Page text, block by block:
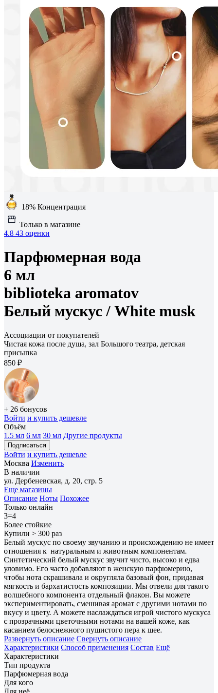
18% Концентрация
Только в магазине
4.8 43 оценки
Парфюмерная вода
6 мл
biblioteka aromatov
Белый мускус / White musk
Ассоциации от покупателей
Чистая кожа после душа, зал Большого театра, детская
присыпка
850 ₽
+ 26 бонусов
Войти и купить дешевле
Объём
1.5 мл 6 мл 30 мл Другие продукты
Подписаться
Войти и купить дешевле
Москва Изменить
В наличии
ул. Дербеневская, д. 20, стр. 5
Еще магазины
Описание Ноты Похожее
Только онлайн
3=4
Более стойкие
Купили > 300 раз
Белый мускус по своему звучанию и происхождению не имеет
отношения к натуральным и животным компонентам.
Синтетический белый мускус звучит чисто, высоко и едва
уловимо. Его часто добавляют в женскую парфюмерию,
чтобы нота скрашивала и округляла базовый фон, придавая
мягкость и бархатистость композиции. Мы отвели для такого
волшебного компонента отдельный флакон. Вы можете
экспериментировать, смешивая аромат с другими нотами по
вкусу и цвету. А можете наслаждаться игрой чистого мускуса
с прозрачными цветочными нотами на вашей коже, как
касанием белоснежного пушистого пера к шее.
Развернуть описание Свернуть описание
Характеристики Способ применения Состав Ещё
Характеристики
Тип продукта
Парфюмерная вода
Для кого
Для неё